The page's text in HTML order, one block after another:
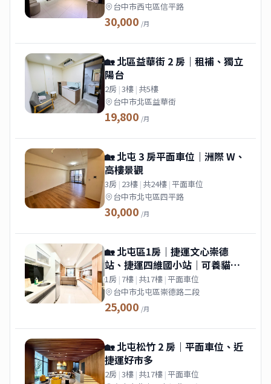
台中市西屯區信平路
30,000 /月
🏡 北區益華街 2 房｜租補、獨立
陽台
2房 |3樓 | 共5樓
台中市北區益華街
19,800 /月
🏡 北屯 3 房平面車位｜洲際 W、
高樓景觀
3房 | 23樓 | 共24樓 |平面車位
台中市北屯區四平路
30,000 /月
🏡 北屯區1房｜捷運文心崇德
站、捷運四維國小站｜可養貓、
租屋補助
1房 | 7樓 | 共17樓 |平面車位
台中市北屯區崇德路二段
25,000 /月
🏡 北屯松竹 2 房｜平面車位、近
捷運好市多
2房 |3樓 | 共17樓 |平面車位